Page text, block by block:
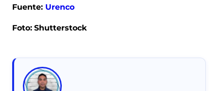
Fuente: Urenco
Foto: Shutterstock